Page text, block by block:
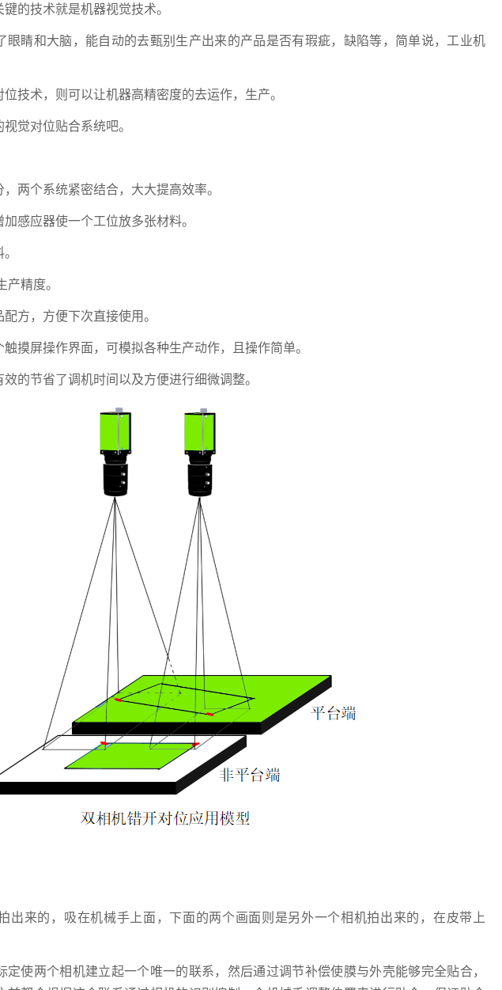
的技术就是机器视觉技术。
眼睛和大脑，能自动的去甄别生产出来的产品是否有瑕疵，缺陷等，简单说，工业机
技术，则可以让机器高精密度的去运作，生产。
觉对位贴合系统吧。
两个系统紧密结合，大大提高效率。
感应器使一个工位放多张材料。
精度。
方，方便下次直接使用。
摸屏操作界面，可模拟各种生产动作，且操作简单。
的节省了调机时间以及方便进行细微调整。
出来的，吸在机械手上面，下面的两个画面则是另外一个相机拍出来的，在皮带上
使两个相机建立起一个唯一的联系，然后通过调节补偿使膜与外壳能够完全贴合，